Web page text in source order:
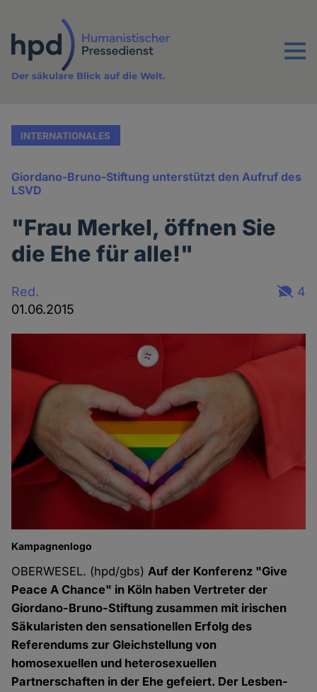
Inhalt
Menu
Der säkulare Blick auf die Welt.
INTERNATIONALES
Giordano-Bruno-Stiftung unterstützt den Aufruf des
LSVD
"Frau Merkel, öffnen Sie
die Ehe für alle!"
Red.
01.06.2015
4
Kampagnenlogo
OBERWESEL. (hpd/gbs)Auf der Konferenz "Give
Peace A Chance" in Köln haben Vertreter der
Giordano-Bruno-Stiftung zusammen mit irischen
Säkularisten den sensationellen Erfolg des
Referendums zur Gleichstellung von
homosexuellen und heterosexuellen
Partnerschaften in der Ehe gefeiert. Der Lesben-